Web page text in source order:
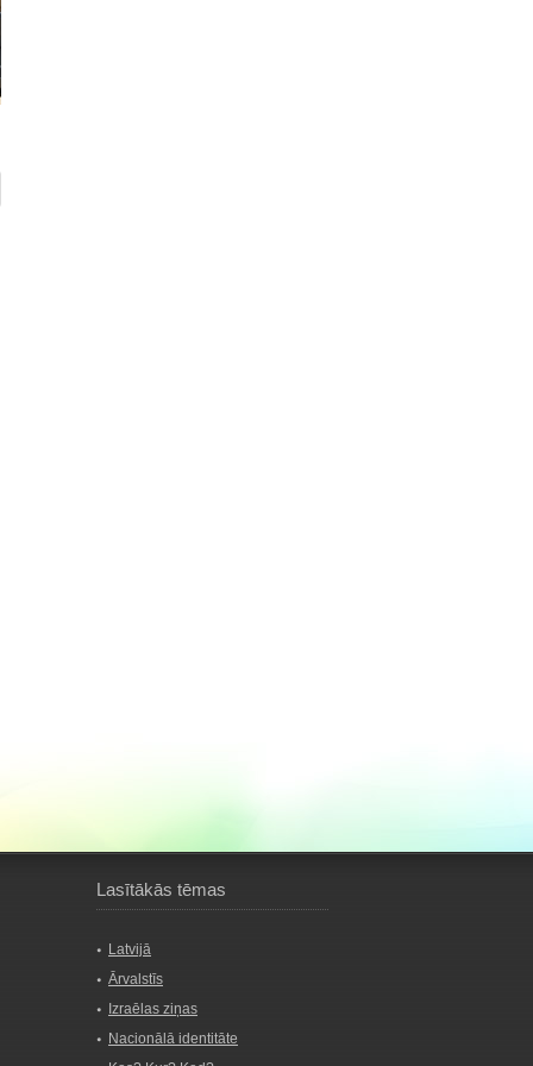
Lasītākās tēmas
Latvijā
Ārvalstīs
Izraēlas ziņas
Nacionālā identitāte